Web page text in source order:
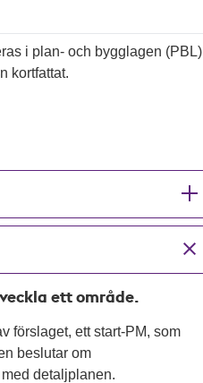
i plan- och bygglagen (PBL)
kortfattat.
ett område.
förslaget, ett start-PM, som
beslutar om
detaljplanen.